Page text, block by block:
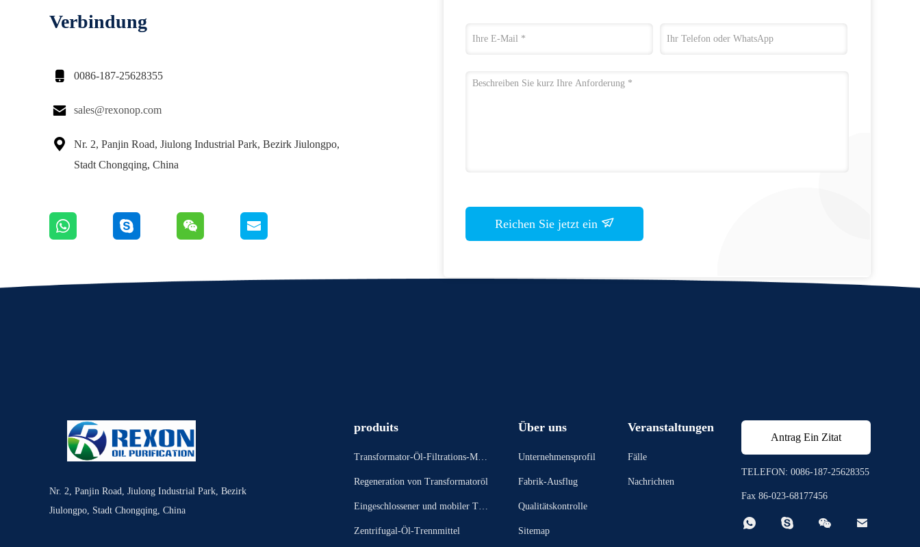
Verbindung
 0086-187-25628355
 sales@rexonop.com

Nr. 2, Panjin Road, Jiulong Industrial Park, Bezirk Jiulongpo,
Stadt Chongqing, China
Reichen Sie jetzt ein
Nr. 2, Panjin Road, Jiulong Industrial Park, Bezirk
Jiulongpo, Stadt Chongqing, China
produits
Transformator-Öl-Filtrations-Masc
Regeneration von Transformatoröl
Eingeschlossener und mobiler Tran
sformatorölreiniger
Zentrifugal-Öl-Trennmittel
Über uns
Unternehmensprofil
Fabrik-Ausflug
Qualitätskontrolle
Sitemap
Veranstaltungen
Fälle
Nachrichten
Antrag Ein Zitat
TELEFON: 0086-187-25628355
Fax 86-023-68177456
   